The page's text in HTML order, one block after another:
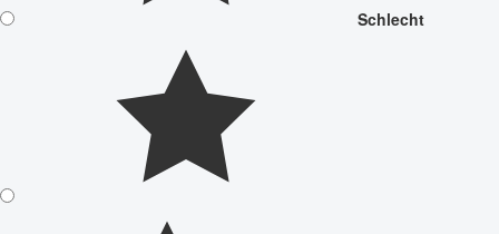
Schlecht